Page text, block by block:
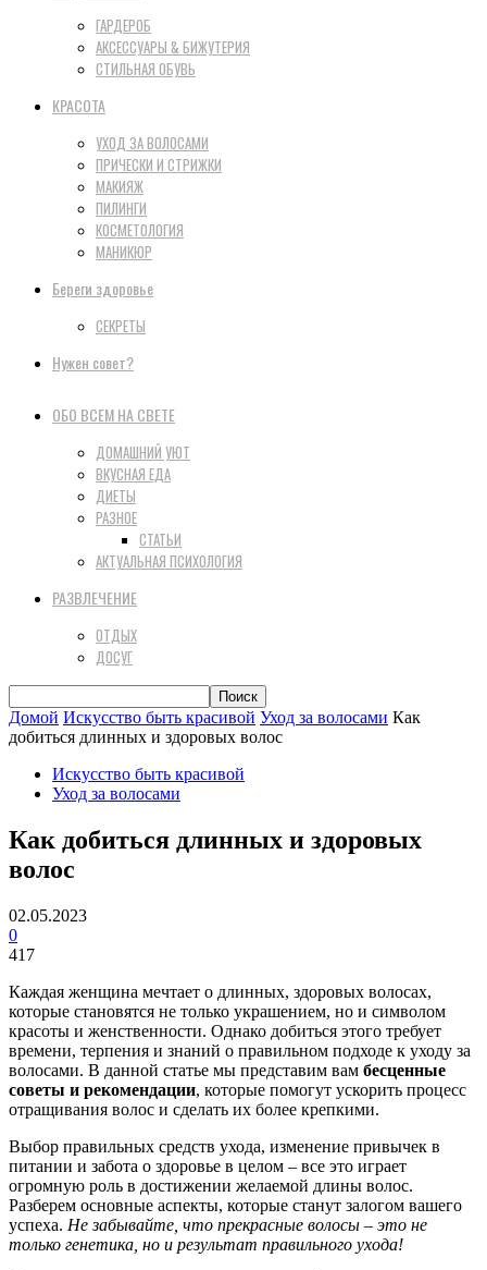
ГАРДЕРОБ
АКСЕССУАРЫ & БИЖУТЕРИЯ
СТИЛЬНАЯ ОБУВЬ
КРАСОТА
УХОД ЗА ВОЛОСАМИ
ПРИЧЕСКИ И СТРИЖКИ
МАКИЯЖ
ПИЛИНГИ
КОСМЕТОЛОГИЯ
МАНИКЮР
Береги здоровье
СЕКРЕТЫ
Нужен совет?
ОБО ВСЕМ НА СВЕТЕ
ДОМАШНИЙ УЮТ
ВКУСНАЯ ЕДА
ДИЕТЫ
РАЗНОЕ
СТАТЬИ
АКТУАЛЬНАЯ ПСИХОЛОГИЯ
РАЗВЛЕЧЕНИЕ
ОТДЫХ
ДОСУГ
Домой Искусство быть красивой Уход за волосами Как
добиться длинных и здоровых волос
Искусство быть красивой
Уход за волосами
Как добиться длинных и здоровых
волос
02.05.2023
0
417
Каждая женщина мечтает о длинных, здоровых волосах,
которые становятся не только украшением, но и символом
красоты и женственности. Однако добиться этого требует
времени, терпения и знаний о правильном подходе к уходу за
волосами. В данной статье мы представим вам бесценные
советы и рекомендации, которые помогут ускорить процесс
отращивания волос и сделать их более крепкими.
Выбор правильных средств ухода, изменение привычек в
питании и забота о здоровье в целом – все это играет
огромную роль в достижении желаемой длины волос.
Разберем основные аспекты, которые станут залогом вашего
успеха. Не забывайте, что прекрасные волосы – это не
только генетика, но и результат правильного ухода!